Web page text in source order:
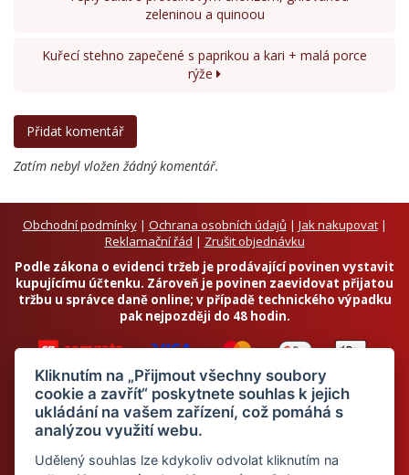
zeleninou a quinoou
Kuřecí stehno zapečené s paprikou a kari + malá porce
rýže
Zatím nebyl vložen žádný komentář.
Obchodní podmínky| Ochrana osobních údajů | Jak nakupovat|
Reklamační řád | Zrušit objednávku
Podle zákona o evidenci tržeb je prodávající povinen vystavit
kupujícímu účtenku. Zároveň je povinen zaevidovat přijatou
tržbu u správce daně online; v případě technického výpadku
pak nejpozději do 48 hodin.
Chci odebírat newsletter
Kliknutím na „Přijmout všechny soubory
cookie a zavřít“ poskytnete souhlas k jejich
ukládání na vašem zařízení, což pomáhá s
analýzou využití webu.
Udělený souhlas lze kdykoliv odvolat kliknutím na